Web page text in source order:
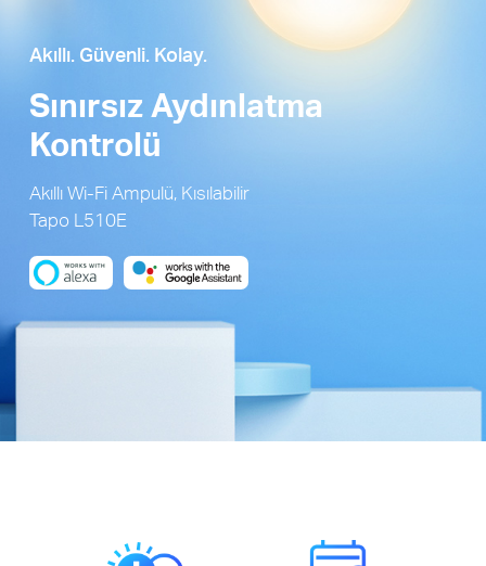
Akıllı. Güvenli. Kolay.
Sınırsız Aydınlatma
Kontrolü
Akıllı Wi-Fi Ampulü, Kısılabilir
Tapo L510E